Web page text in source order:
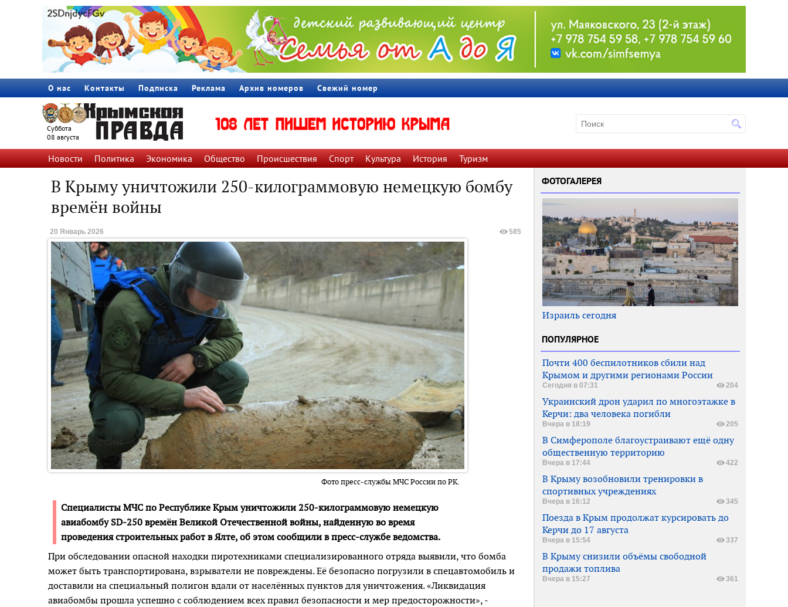
О нас Контакты Подписка Реклама Архив номеров Свежий номер
Суббота
08 августа
Новости Политика Экономика Общество Проиcшествия Спорт Культура История Туризм
В Крыму уничтожили 250-килограммовую немецкую бомбу
времён войны
20 Январь 2026 585
Фото пресс-службы МЧС России по РК.
Специалисты МЧС по Республике Крым уничтожили 250-килограммовую немецкую
авиабомбу SD-250 времён Великой Отечественной войны, найденную во время
проведения строительных работ в Ялте, об этом сообщили в пресс-службе ведомства.
При обследовании опасной находки пиротехниками специализированного отряда выявили, что бомба
может быть транспортирована, взрыватели не повреждены. Её безопасно погрузили в спецавтомобиль и
доставили на специальный полигон вдали от населённых пунктов для уничтожения. «Ликвидация
авиабомбы прошла успешно с соблюдением всех правил безопасности и мер предосторожности», -
ФОТОГАЛЕРЕЯ
Израиль сегодня
ПОПУЛЯРНОЕ
Почти 400 беспилотников сбили над
Крымом и другими регионами России
Сегодня в 07:31 204
Украинский дрон ударил по многоэтажке в
Керчи: два человека погибли
Вчера в 18:19 205
В Симферополе благоустраивают ещё одну
общественную территорию
Вчера в 17:44 422
В Крыму возобновили тренировки в
спортивных учреждениях
Вчера в 16:12 345
Поезда в Крым продолжат курсировать до
Керчи до 17 августа
Вчера в 15:54 337
В Крыму снизили объёмы свободной
продажи топлива
Вчера в 15:27 361